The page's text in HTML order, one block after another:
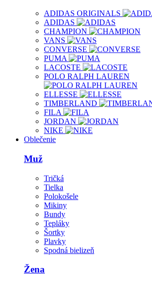
ADIDAS ORIGINALS
ADIDAS
CHAMPION
VANS
CONVERSE
PUMA
LACOSTE
POLO RALPH LAUREN
ELLESSE
TIMBERLAND
FILA
JORDAN
NIKE
Oblečenie
Muž
Tričká
Tielka
Polokošele
Mikiny
Bundy
Tepláky
Šortky
Plavky
Spodná bielizeň
Žena